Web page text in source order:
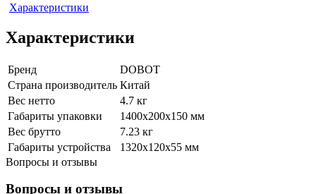
Характеристики
Характеристики
Бренд
DOBOT
Страна производитель Китай
Вес нетто
4.7 кг
Габариты упаковки
1400х200х150 мм
Вес брутто
7.23 кг
Габариты устройства
1320х120х55 мм
Вопросы и отзывы
Вопросы и отзывы